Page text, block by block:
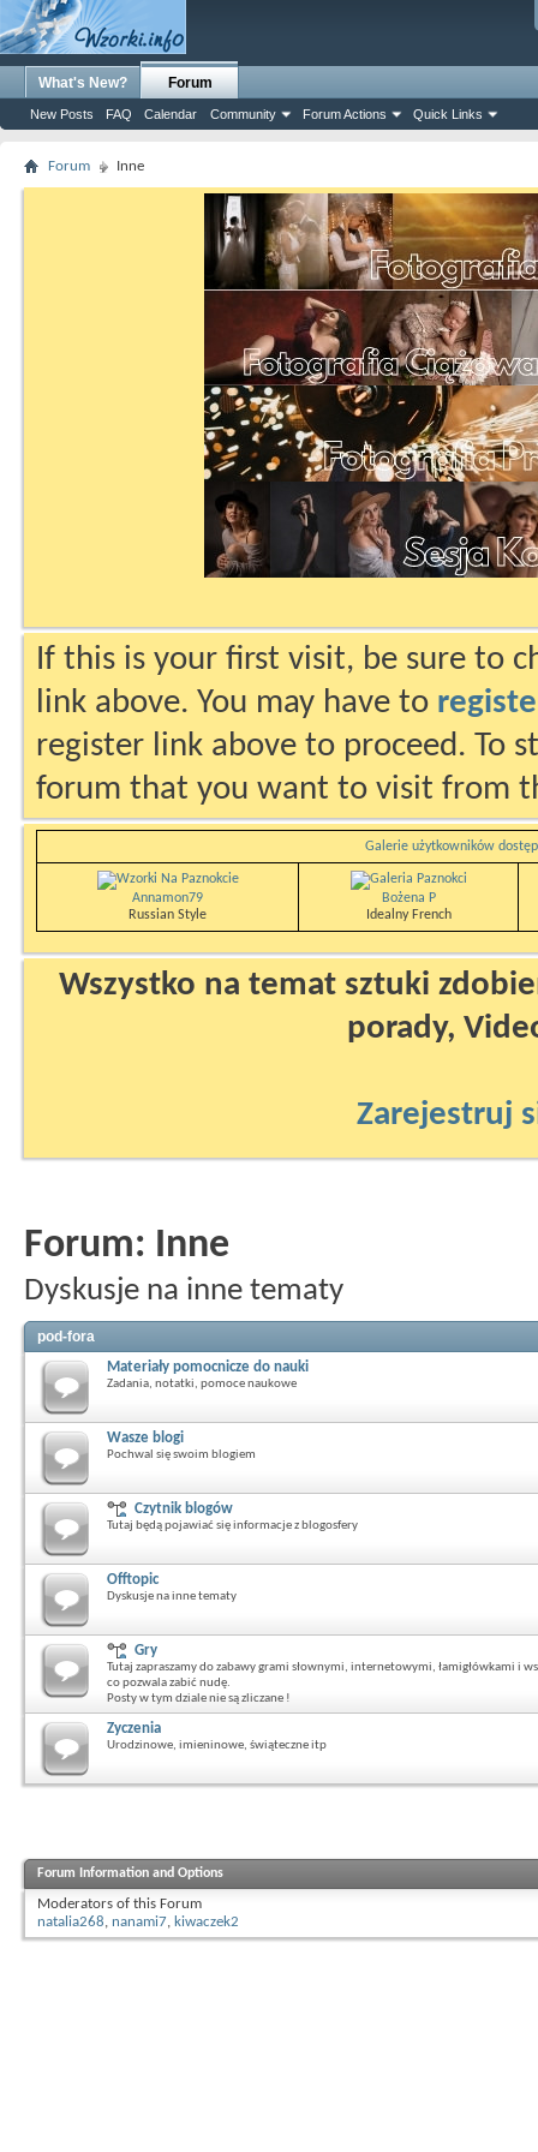
What's New? Forum
New Posts FAQ Calendar Community Forum Actions Quick Links
Forum Inne
If this is your first visit, be sure to
link above. You may have to
register link above to proceed. To
forum that you want to visit from
Galerie użytkowników
Annamon79
Russian Style
Bożena P
Idealny French
Wszystko na temat sztuki
porady,
Zarejestruj
Forum: Inne
Dyskusje na inne tematy
pod-fora
Materiały pomocnicze do nauki
Zadania, notatki, pomoce naukowe
Wasze blogi
Pochwal się swoim blogiem
Czytnik blogów
Tutaj będą pojawiać się informacje z blogosfery
Offtopic
Dyskusje na inne tematy
Gry
Tutaj zapraszamy do zabawy grami słownymi, internetowymi, łamigłówkami i
co pozwala zabić nudę.
Posty w tym dziale nie są zliczane !
Zyczenia
Urodzinowe, imieninowe, świąteczne itp
Forum Information and Options
Moderators of this Forum
natalia268, nanami7, kiwaczek2